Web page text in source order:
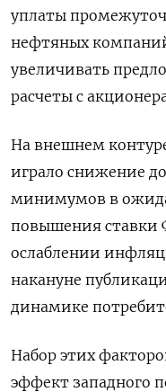
уплаты
нефтяных
увеличивать
расчеты с
На внешнем
играло снижение
минимумов в
повышения ставки
ослаблении
накануне
динамике
Набор этих
эффект западного